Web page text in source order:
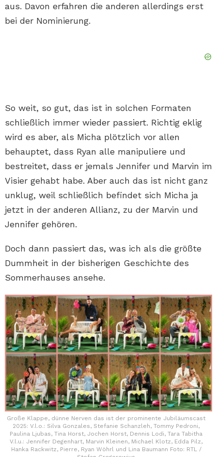
aus. Davon erfahren die anderen allerdings erst
bei der Nominierung.
So weit, so gut, das ist in solchen Formaten
schließlich immer wieder passiert. Richtig eklig
wird es aber, als Micha plötzlich vor allen
behauptet, dass Ryan alle manipuliere und
bestreitet, dass er jemals Jennifer und Marvin im
Visier gehabt habe. Aber auch das ist nicht ganz
unklug, weil schließlich befindet sich Micha ja
jetzt in der anderen Allianz, zu der Marvin und
Jennifer gehören.
Doch dann passiert das, was ich als die größte
Dummheit in der bisherigen Geschichte des
Sommerhauses ansehe.
Große Klappe, dünne Nerven das ist der prominente Jubiläumscast
2025: V.l.o.: Silva Gonzales, Stefanie Schanzleh, Tommy Pedroni,
Paulina Ljubas, Tina Horst, Jochen Horst, Dennis Lodi, Tara Tabitha
V.l.u.: Jennifer Degenhart, Marvin Kleinen, Michael Klotz, Edda Pilz,
Hanka Rackwitz, Pierre, Ryan Wöhrl und Lina Baumann Foto: RTL /